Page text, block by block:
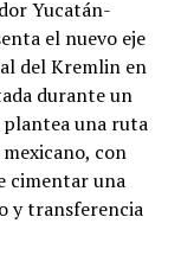
y de
se salga de
que Estados
a la
Isla de
territorio.
En paralelo,
Yucatán-
el nuevo eje
del Kremlin en
durante un
plantea una ruta
con
cimentar una
y transferencia